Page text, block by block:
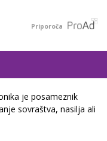
Priporoča
je posameznik
sovraštva, nasilja ali